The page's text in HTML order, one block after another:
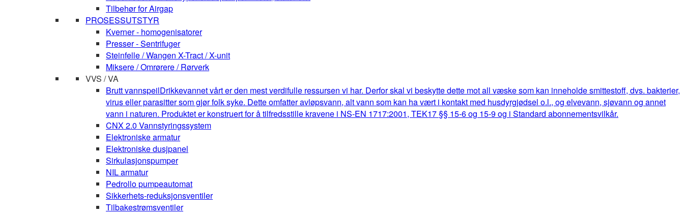
Tilbehør for Airgap
PROSESSUTSTYR
Kverner - homogenisatorer
Presser - Sentrifuger
Steinfelle / Wangen X-Tract / X-unit
Miksere / Omrørere / Rørverk
VVS / VA
Brutt vannspeilDrikkevannet vårt er den mest verdifulle ressursen vi har. Derfor skal vi beskytte dette mot all væske som kan inneholde smittestoff, dvs. bakterier,
virus eller parasitter som gjør folk syke. Dette omfatter avløpsvann, alt vann som kan ha vært i kontakt med husdyrgjødsel o.l., og elvevann, sjøvann og annet
vann i naturen. Produktet er konstruert for å tilfredsstille kravene i NS-EN 1717:2001, TEK17 §§ 15-6 og 15-9 og i Standard abonnementsvilkår.
CNX 2.0 Vannstyringssystem
Elektroniske armatur
Elektroniske dusjpanel
Sirkulasjonspumper
NIL armatur
Pedrollo pumpeautomat
Sikkerhets-reduksjonsventiler
Tilbakestrømsventiler